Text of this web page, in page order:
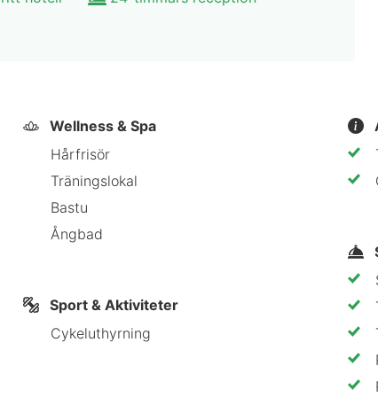
erbjuds dagligen.
Tulln - 19,9 km G3 Shopping Resort - 22,4
Hof - 24,2 km Setagaya Park - 24,3 km City
kvarts bilfärd från Fossilienwelt Weinviertel och
River och 17,3 km från Egon Schiele Museum.
Wellness & Spa
Hårfrisör
Träningslokal
Bastu
Ångbad
Sport & Aktiviteter
Cykeluthyrning